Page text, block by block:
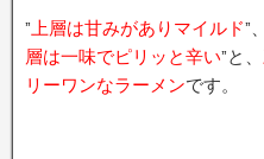
” 上層は甘みがありマイルド”
層は一味でピリッと辛い”と、
リーワンなラーメンです。